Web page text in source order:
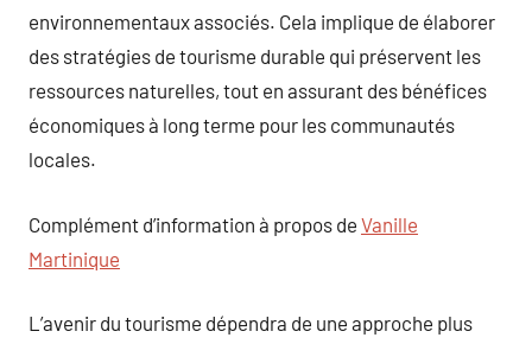
environnementaux associés. Cela implique de élaborer
des stratégies de tourisme durable qui préservent les
ressources naturelles, tout en assurant des bénéfices
économiques à long terme pour les communautés
locales.
Complément d’information à propos de Vanille
Martinique
L’avenir du tourisme dépendra de une approche plus